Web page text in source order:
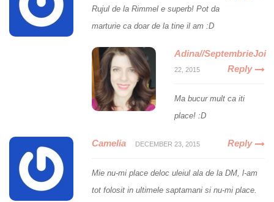
Rujul de la Rimmel e superb! Pot da
marturie ca doar de la tine il am :D
Adina//SeptembrieJoi
22, 2015 Reply
Ma bucur mult ca iti
place! :D
Camelia DECEMBER 23, 2015 Reply
Mie nu-mi place deloc uleiul ala de la DM, l-am
tot folosit in ultimele saptamani si nu-mi place.